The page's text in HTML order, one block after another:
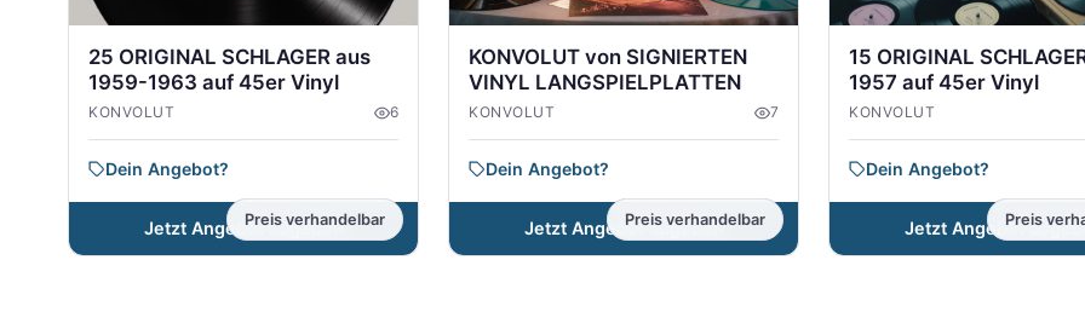
Preis verhandelbar
25 ORIGINAL SCHLAGER aus
1959-1963 auf 45er Vinyl
KONVOLUT 6
Dein Angebot?
Jetzt Angebot abgeben Preis verhandelbar
KONVOLUT von SIGNIERTEN
VINYL LANGSPIELPLATTEN
KONVOLUT 7
Dein Angebot?
Jetzt Angebot abgeben Preis
15 ORIGINAL
1957 auf 45er Vinyl
KONVOLUT
Dein Angebot?
Jetzt Angebot